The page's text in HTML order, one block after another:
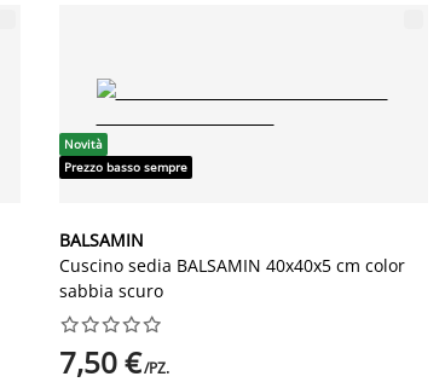
Novità
Prezzo basso sempre
BALSAMIN
Cuscino sedia BALSAMIN 40x40x5 cm color
sabbia scuro






7,50 €/PZ.